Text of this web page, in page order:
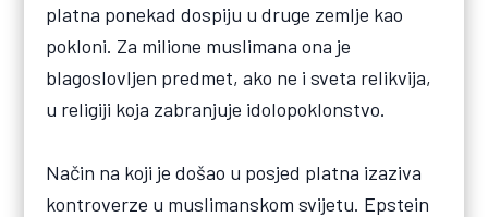
platna ponekad dospiju u druge zemlje kao
pokloni. Za milione muslimana ona je
blagoslovljen predmet, ako ne i sveta relikvija,
u religiji koja zabranjuje idolopoklonstvo.
Način na koji je došao u posjed platna izaziva
kontroverze u muslimanskom svijetu. Epstein